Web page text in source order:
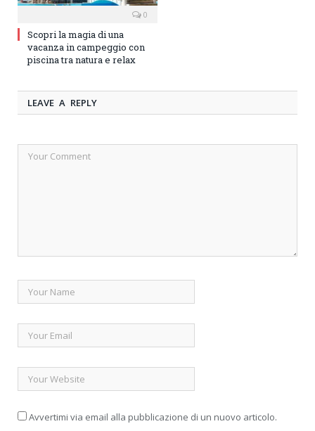
0
Scopri la magia di una
vacanza in campeggio con
piscina tra natura e relax
LEAVE A REPLY
Avvertimi via email alla pubblicazione di un nuovo articolo.